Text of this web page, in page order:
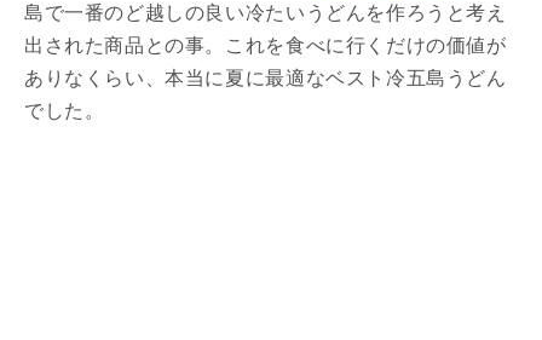
島で一番のど越しの良い冷たいうどんを作ろうと考え
出された商品との事。これを食べに行くだけの価値が
ありなくらい、本当に夏に最適なベスト冷五島うどん
でした。